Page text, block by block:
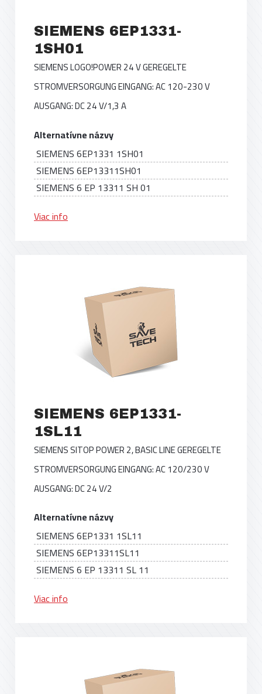
SIEMENS 6EP1331-
1SH01
SIEMENS LOGO!POWER 24 V GEREGELTE
STROMVERSORGUNG EINGANG: AC 120-230 V
AUSGANG: DC 24 V/1,3 A
Alternatívne názvy
SIEMENS 6EP1331 1SH01
SIEMENS 6EP13311SH01
SIEMENS 6 EP 13311 SH 01
Viac info
SIEMENS 6EP1331-
1SL11
SIEMENS SITOP POWER 2, BASIC LINE GEREGELTE
STROMVERSORGUNG EINGANG: AC 120/230 V
AUSGANG: DC 24 V/2
Alternatívne názvy
SIEMENS 6EP1331 1SL11
SIEMENS 6EP13311SL11
SIEMENS 6 EP 13311 SL 11
Viac info